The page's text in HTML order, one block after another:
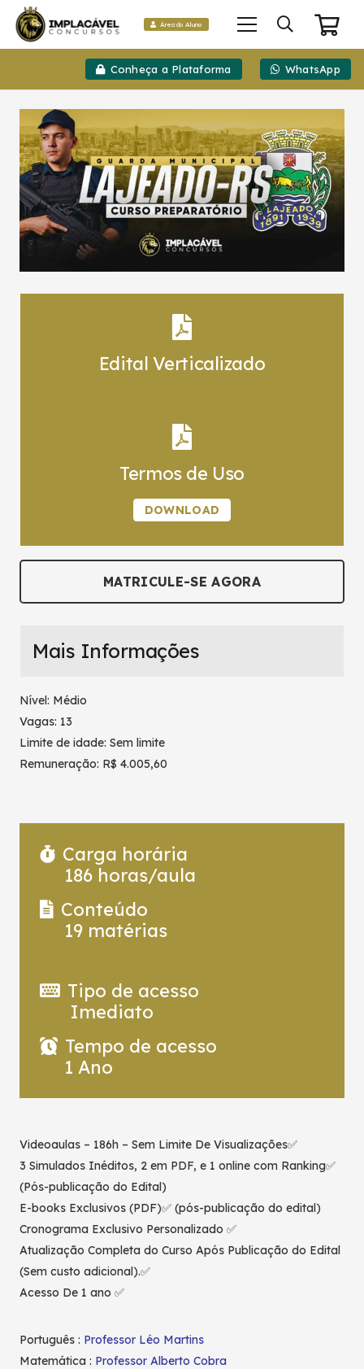
Área do Aluno
Conheça a Plataforma WhatsApp
Edital Verticalizado
Termos de Uso
DOWNLOAD
MATRICULE-SE AGORA
Mais Informações
Nível: Médio
Vagas: 13
Limite de idade: Sem limite
Remuneração: R$ 4.005,60
Carga horária
186 horas/aula
Conteúdo
19 matérias
Tipo de acesso
Imediato
Tempo de acesso
1 Ano
Videoaulas – 186h – Sem Limite De Visualizações✅
3 Simulados Inéditos, 2 em PDF, e 1 online com Ranking✅
(Pós-publicação do Edital)
E-books Exclusivos (PDF)✅ (pós-publicação do edital)
Cronograma Exclusivo Personalizado ✅
Atualização Completa do Curso Após Publicação do Edital
(Sem custo adicional).✅
Acesso De 1 ano ✅
Português : Professor Léo Martins
Matemática : Professor Alberto Cobra